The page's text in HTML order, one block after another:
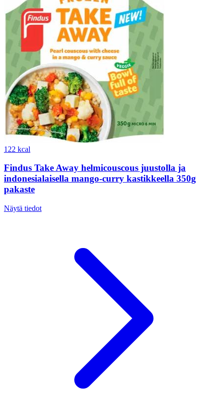
122 kcal
Findus Take Away helmicouscous juustolla ja
indonesialaisella mango-curry kastikkeella 350g
pakaste
Näytä tiedot